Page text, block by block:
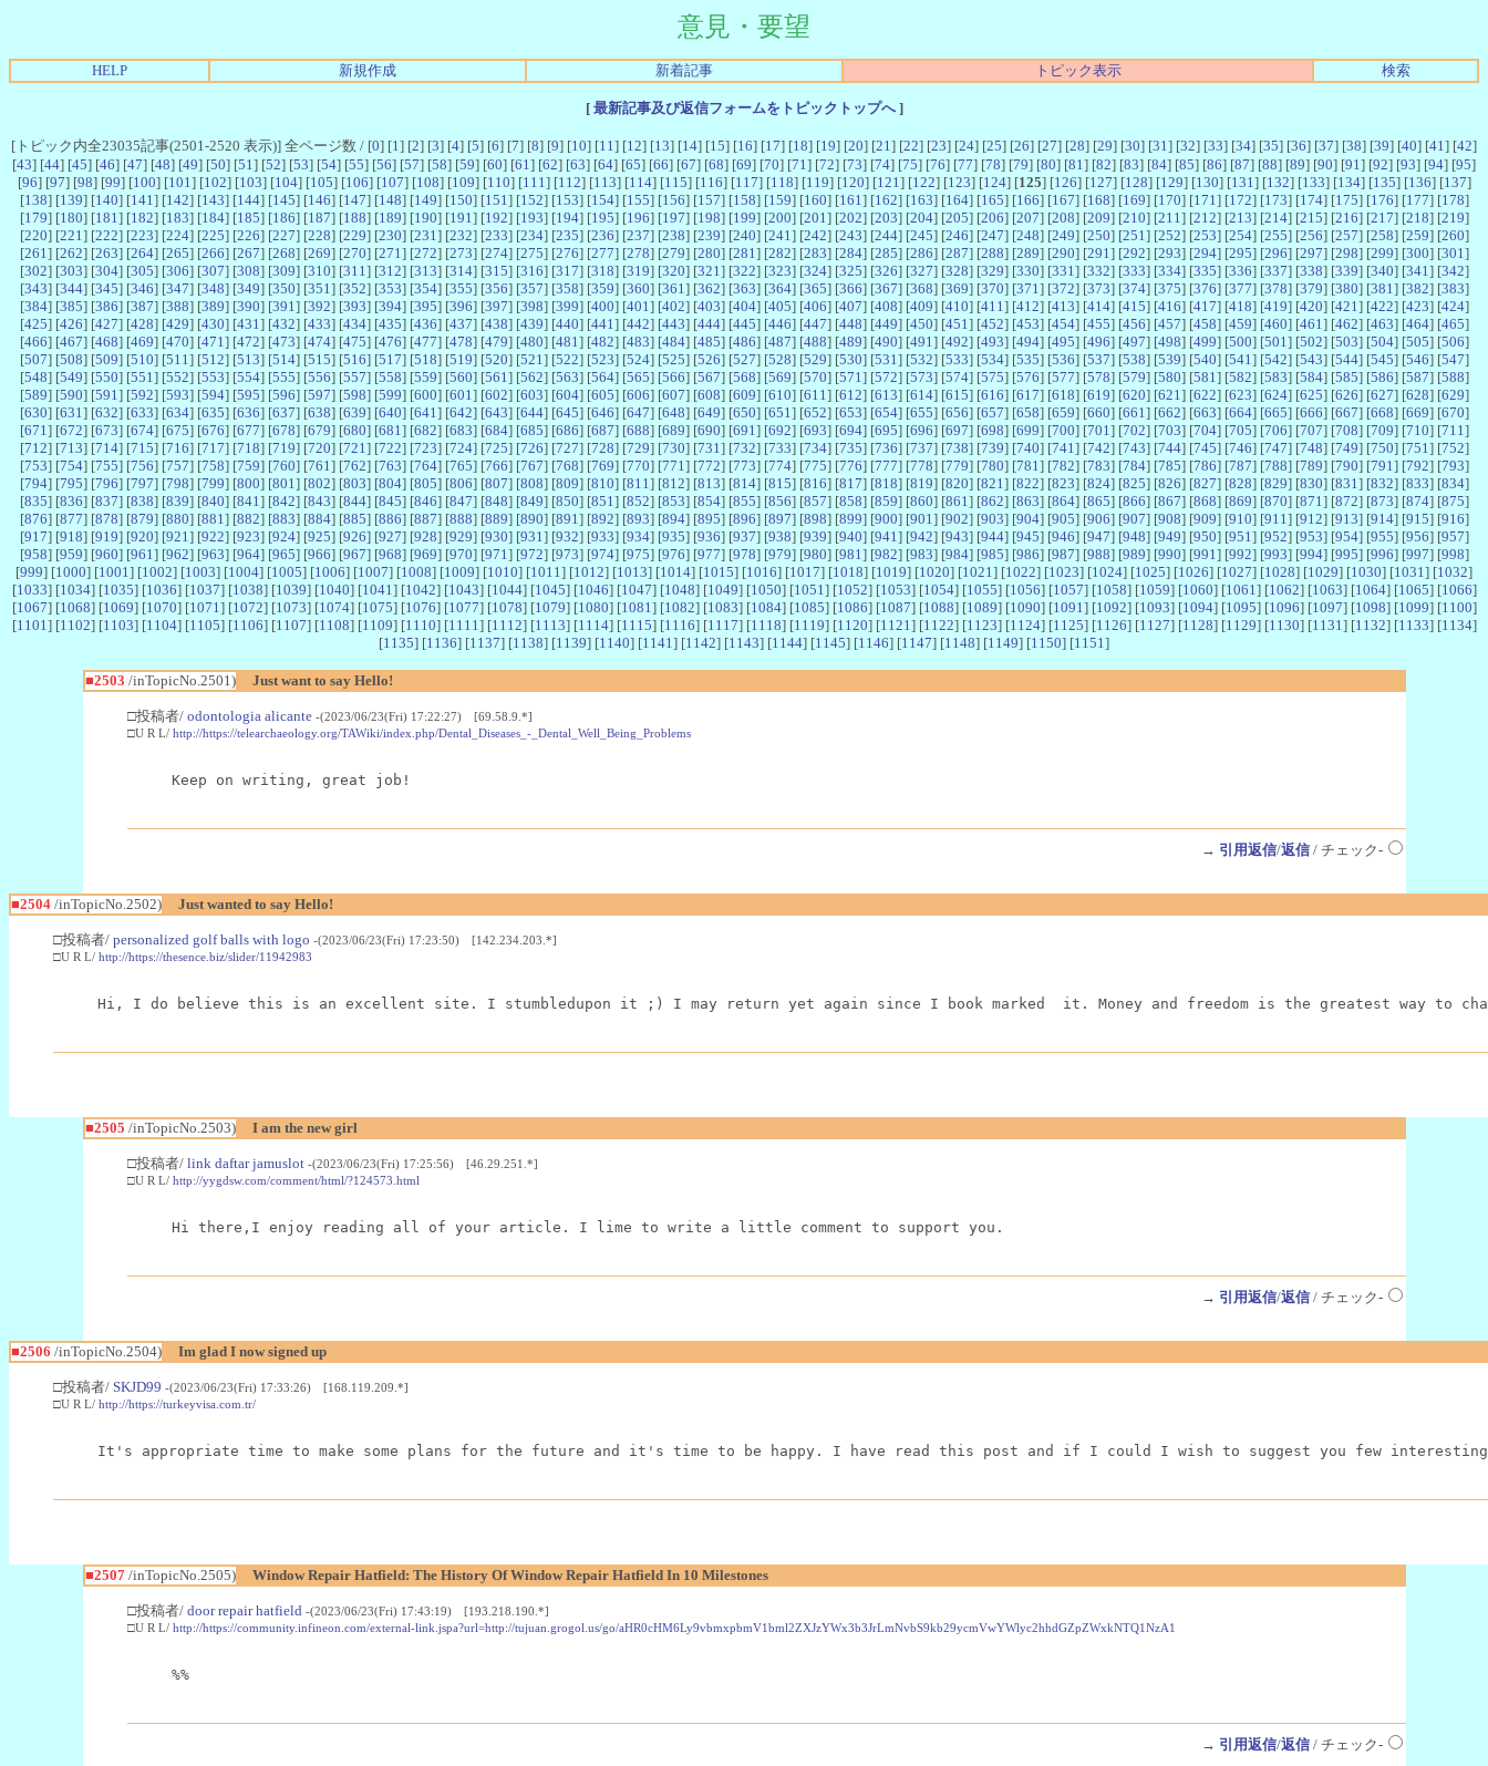
意見・要望
HELP 新規作成 新着記事 トピック表示 検索
[最新記事及び返信フォームをトピックトップへ]
[トピック内全23035記事(2501-2520 表示)] 全ページ数 / [0] [1 ] [2] [3] [4] [5] [6] [7] [8] [9] [10] [11 ] [12] [13] [14] [15] [16] [17] [18] [19] [20] [21 ] [22] [23] [24] [25] [26] [27] [28] [29] [30] [31 ] [32] [33] [34] [35] [36] [37] [38] [39] [40] [41 ] [42]
[43] [44] [45] [46] [47] [48] [49] [50] [51 ] [52] [53] [54] [55] [56] [57] [58] [59] [60] [61 ] [62] [63] [64] [65] [66] [67] [68] [69] [70] [71 ] [72] [73] [74] [75] [76] [77] [78] [79] [80] [81 ] [82] [83] [84] [85] [86] [87] [88] [89] [90] [91 ] [92] [93] [94] [95]
[96] [97] [98] [99] [100] [101 ] [102] [103] [104] [105] [106] [107] [108] [109] [110] [111 ] [112] [113] [114] [115] [116] [117] [118] [119] [120] [121 ] [122] [123] [124] [125] [126] [127] [128] [129] [130] [131 ] [132] [133] [134] [135] [136] [137]
[138] [139] [140] [141 ] [142] [143] [144] [145] [146] [147] [148] [149] [150] [151 ] [152] [153] [154] [155] [156] [157] [158] [159] [160] [161 ] [162] [163] [164] [165] [166] [167] [168] [169] [170] [171 ] [172] [173] [174] [175] [176] [177] [178]
[179] [180] [181 ] [182] [183] [184] [185] [186] [187] [188] [189] [190] [191 ] [192] [193] [194] [195] [196] [197] [198] [199] [200] [201 ] [202] [203] [204] [205] [206] [207] [208] [209] [210] [211 ] [212] [213] [214] [215] [216] [217] [218] [219]
[220] [221 ] [222] [223] [224] [225] [226] [227] [228] [229] [230] [231 ] [232] [233] [234] [235] [236] [237] [238] [239] [240] [241 ] [242] [243] [244] [245] [246] [247] [248] [249] [250] [251 ] [252] [253] [254] [255] [256] [257] [258] [259] [260]
[261 ] [262] [263] [264] [265] [266] [267] [268] [269] [270] [271 ] [272] [273] [274] [275] [276] [277] [278] [279] [280] [281 ] [282] [283] [284] [285] [286] [287] [288] [289] [290] [291 ] [292] [293] [294] [295] [296] [297] [298] [299] [300] [301 ]
[302] [303] [304] [305] [306] [307] [308] [309] [310] [311 ] [312] [313] [314] [315] [316] [317] [318] [319] [320] [321 ] [322] [323] [324] [325] [326] [327] [328] [329] [330] [331 ] [332] [333] [334] [335] [336] [337] [338] [339] [340] [341 ] [342]
[343] [344] [345] [346] [347] [348] [349] [350] [351 ] [352] [353] [354] [355] [356] [357] [358] [359] [360] [361 ] [362] [363] [364] [365] [366] [367] [368] [369] [370] [371 ] [372] [373] [374] [375] [376] [377] [378] [379] [380] [381 ] [382] [383]
[384] [385] [386] [387] [388] [389] [390] [391 ] [392] [393] [394] [395] [396] [397] [398] [399] [400] [401 ] [402] [403] [404] [405] [406] [407] [408] [409] [410] [411 ] [412] [413] [414] [415] [416] [417] [418] [419] [420] [421 ] [422] [423] [424]
[425] [426] [427] [428] [429] [430] [431 ] [432] [433] [434] [435] [436] [437] [438] [439] [440] [441 ] [442] [443] [444] [445] [446] [447] [448] [449] [450] [451 ] [452] [453] [454] [455] [456] [457] [458] [459] [460] [461 ] [462] [463] [464] [465]
[466] [467] [468] [469] [470] [471 ] [472] [473] [474] [475] [476] [477] [478] [479] [480] [481 ] [482] [483] [484] [485] [486] [487] [488] [489] [490] [491 ] [492] [493] [494] [495] [496] [497] [498] [499] [500] [501 ] [502] [503] [504] [505] [506]
[507] [508] [509] [510] [511 ] [512] [513] [514] [515] [516] [517] [518] [519] [520] [521 ] [522] [523] [524] [525] [526] [527] [528] [529] [530] [531 ] [532] [533] [534] [535] [536] [537] [538] [539] [540] [541 ] [542] [543] [544] [545] [546] [547]
[548] [549] [550] [551 ] [552] [553] [554] [555] [556] [557] [558] [559] [560] [561 ] [562] [563] [564] [565] [566] [567] [568] [569] [570] [571 ] [572] [573] [574] [575] [576] [577] [578] [579] [580] [581 ] [582] [583] [584] [585] [586] [587] [588]
[589] [590] [591 ] [592] [593] [594] [595] [596] [597] [598] [599] [600] [601 ] [602] [603] [604] [605] [606] [607] [608] [609] [610] [611 ] [612] [613] [614] [615] [616] [617] [618] [619] [620] [621 ] [622] [623] [624] [625] [626] [627] [628] [629]
[630] [631 ] [632] [633] [634] [635] [636] [637] [638] [639] [640] [641 ] [642] [643] [644] [645] [646] [647] [648] [649] [650] [651 ] [652] [653] [654] [655] [656] [657] [658] [659] [660] [661 ] [662] [663] [664] [665] [666] [667] [668] [669] [670]
[671 ] [672] [673] [674] [675] [676] [677] [678] [679] [680] [681 ] [682] [683] [684] [685] [686] [687] [688] [689] [690] [691 ] [692] [693] [694] [695] [696] [697] [698] [699] [700] [701 ] [702] [703] [704] [705] [706] [707] [708] [709] [710] [711 ]
[712] [713] [714] [715] [716] [717] [718] [719] [720] [721 ] [722] [723] [724] [725] [726] [727] [728] [729] [730] [731 ] [732] [733] [734] [735] [736] [737] [738] [739] [740] [741 ] [742] [743] [744] [745] [746] [747] [748] [749] [750] [751 ] [752]
[753] [754] [755] [756] [757] [758] [759] [760] [761 ] [762] [763] [764] [765] [766] [767] [768] [769] [770] [771 ] [772] [773] [774] [775] [776] [777] [778] [779] [780] [781 ] [782] [783] [784] [785] [786] [787] [788] [789] [790] [791 ] [792] [793]
[794] [795] [796] [797] [798] [799] [800] [801 ] [802] [803] [804] [805] [806] [807] [808] [809] [810] [811 ] [812] [813] [814] [815] [816] [817] [818] [819] [820] [821 ] [822] [823] [824] [825] [826] [827] [828] [829] [830] [831 ] [832] [833] [834]
[835] [836] [837] [838] [839] [840] [841 ] [842] [843] [844] [845] [846] [847] [848] [849] [850] [851 ] [852] [853] [854] [855] [856] [857] [858] [859] [860] [861 ] [862] [863] [864] [865] [866] [867] [868] [869] [870] [871 ] [872] [873] [874] [875]
[876] [877] [878] [879] [880] [881 ] [882] [883] [884] [885] [886] [887] [888] [889] [890] [891 ] [892] [893] [894] [895] [896] [897] [898] [899] [900] [901 ] [902] [903] [904] [905] [906] [907] [908] [909] [910] [911 ] [912] [913] [914] [915] [916]
[917] [918] [919] [920] [921 ] [922] [923] [924] [925] [926] [927] [928] [929] [930] [931 ] [932] [933] [934] [935] [936] [937] [938] [939] [940] [941 ] [942] [943] [944] [945] [946] [947] [948] [949] [950] [951 ] [952] [953] [954] [955] [956] [957]
[958] [959] [960] [961 ] [962] [963] [964] [965] [966] [967] [968] [969] [970] [971 ] [972] [973] [974] [975] [976] [977] [978] [979] [980] [981 ] [982] [983] [984] [985] [986] [987] [988] [989] [990] [991 ] [992] [993] [994] [995] [996] [997] [998]
[999] [1000] [1001 ] [1002] [1003] [1004] [1005] [1006] [1007] [1008] [1009] [1010] [1011 ] [1012] [1013] [1014] [1015] [1016] [1017] [1018] [1019] [1020] [1021 ] [1022] [1023] [1024] [1025] [1026] [1027] [1028] [1029] [1030] [1031 ] [1032]
[1033] [1034] [1035] [1036] [1037] [1038] [1039] [1040] [1041 ] [1042] [1043] [1044] [1045] [1046] [1047] [1048] [1049] [1050] [1051 ] [1052] [1053] [1054] [1055] [1056] [1057] [1058] [1059] [1060] [1061 ] [1062] [1063] [1064] [1065] [1066]
[1067] [1068] [1069] [1070] [1071 ] [1072] [1073] [1074] [1075] [1076] [1077] [1078] [1079] [1080] [1081 ] [1082] [1083] [1084] [1085] [1086] [1087] [1088] [1089] [1090] [1091 ] [1092] [1093] [1094] [1095] [1096] [1097] [1098] [1099] [1100]
[1101 ] [1102] [1103] [1104] [1105] [1106] [1107] [1108] [1109] [1110] [1111 ] [1112] [1113] [1114] [1115] [1116] [1117] [1118] [1119] [1120] [1121 ] [1122] [1123] [1124] [1125] [1126] [1127] [1128] [1129] [1130] [1131 ] [1132] [1133] [1134]
[1135] [1136] [1137] [1138] [1139] [1140] [1141 ] [1142] [1143] [1144] [1145] [1146] [1147] [1148] [1149] [1150] [1151 ]
■2503 /inTopicNo.2501) Just want to say Hello!
□投稿者/ odontologia alicante -(2023/06/23(Fri) 17:22:27) [69.58.9.*]
□U R L/ http://https://telearchaeology.org/TAWiki/index.php/Dental_Diseases_-_Dental_Well_Being_Problems
Keep on writing, great job!
→ 引用返信/返信/ チェック-
■2504 /inTopicNo.2502) Just wanted to say Hello!
□投稿者/ personalized golf balls with logo -(2023/06/23(Fri) 17:23:50) [142.234.203.*]
□U R L/ http://https://thesence.biz/slider/11942983
Hi, I do believe this is an excellent site. I stumbledupon it ;) I may return yet again since I book marked  it. Money and freedom is the greatest way to
■2505 /inTopicNo.2503) I am the new girl
□投稿者/ link daftar jamuslot -(2023/06/23(Fri) 17:25:56) [46.29.251.*]
□U R L/ http://yygdsw.com/comment/html/?124573.html
Hi there,I enjoy reading all of your article. I lime to write a little comment to support you.
→ 引用返信/返信/ チェック-
■2506 /inTopicNo.2504) Im glad I now signed up
□投稿者/ SKJD99 -(2023/06/23(Fri) 17:33:26) [168.119.209.*]
□U R L/ http://https://turkeyvisa.com.tr/
It's appropriate time to make some plans for the future and it's time to be happy. I have read this post and if I could I wish to suggest you few
■2507/inTopicNo.2505) Window Repair Hatfield: The History Of Window Repair Hatfield In 10 Milestones
□投稿者/ door repair hatfield -(2023/06/23(Fri) 17:43:19) [193.218.190.*]
□U R L/ http://https://community.infineon.com/external-link.jspa?url=http://tujuan.grogol.us/go/aHR0cHM6Ly9vbmxpbmV1bml2ZXJzYWx3b3JrLmNvbS9kb29ycmVwYWlyc2hhdGZpZWxkNTQ1NzA1
%%
→ 引用返信/返信/ チェック-